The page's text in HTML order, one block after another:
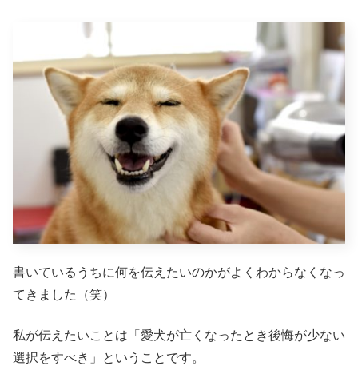
書いているうちに何を伝えたいのかがよくわからなくなっ
てきました（笑）
私が伝えたいことは「愛犬が亡くなったとき後悔が少ない
選択をすべき」ということです。